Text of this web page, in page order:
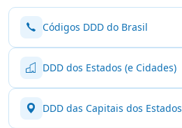
Códigos DDD do Brasil
DDD dos Estados (e Cidades)
DDD das Capitais dos Estados